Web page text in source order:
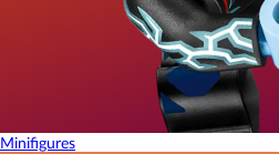
Minifigures